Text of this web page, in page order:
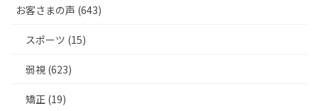
お客さまの声 (643)
スポーツ (15)
弱視 (623)
矯正 (19)